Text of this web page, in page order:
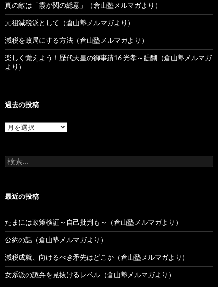
真の敵は「霞が関の総意」（倉山塾メルマガより）
元祖減税派として（倉山塾メルマガより）
減税を政局にする方法（倉山塾メルマガより）
楽しく覚えよう！歴代天皇の御事績16 光孝～醍醐（倉山塾メルマガ
より）
過去の投稿
過
去
稿
検
索:
最近の投稿
たまには政策検証～自己批判も～（倉山塾メルマガより）
公約の話（倉山塾メルマガより）
減税成就、向けるべき矛先はどこか（倉山塾メルマガより）
女系派の詭弁を見抜けるレベル（倉山塾メルマガより）